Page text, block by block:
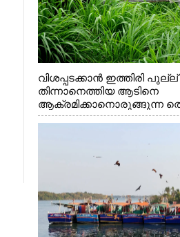
വിശപ്പടക്കാൻ ഇത്തിരി പുല്ല്
തിന്നാനെത്തിയ ആടിനെ
ആക്രമിക്കാനൊരുങ്ങുന്ന
എറണാകുളം